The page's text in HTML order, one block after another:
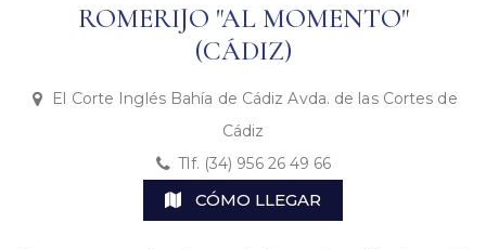
ROMERIJO "AL MOMENTO"
(CÁDIZ)
El Corte Inglés Bahía de Cádiz Avda. de las Cortes de
Cádiz
Tlf. (34) 956 26 49 66
CÓMO LLEGAR